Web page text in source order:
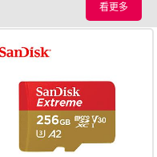
看更多